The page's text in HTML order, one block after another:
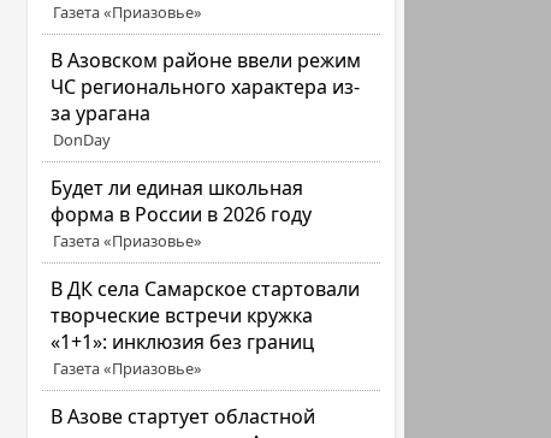
Газета «Приазовье»
В Азовском районе ввели режим
ЧС регионального характера из-
за урагана
DonDay
Будет ли единая школьная
форма в России в 2026 году
Газета «Приазовье»
В ДК села Самарское стартовали
творческие встречи кружка
«1+1»: инклюзия без границ
Газета «Приазовье»
В Азове стартует областной